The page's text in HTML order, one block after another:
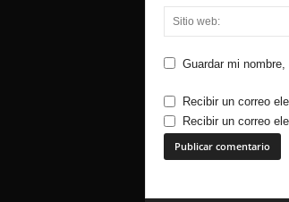
Guardar mi
Recibir un correo
Recibir un correo